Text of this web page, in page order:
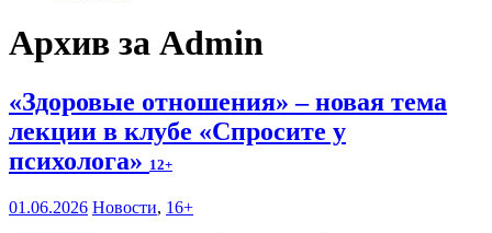
Архив за Admin
«Здоровые отношения» – новая тема
лекции в клубе «Спросите у
психолога» 12+
01.06.2026 Новости, 16+